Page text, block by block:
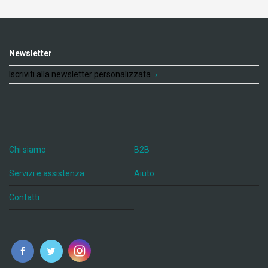
Newsletter
Iscriviti alla newsletter personalizzata
Chi siamo B2B
Servizi e assistenza Aiuto
Contatti